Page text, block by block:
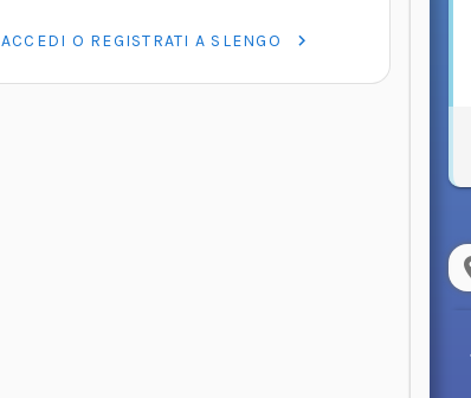
ACCEDI O REGISTRATI A SLENGO